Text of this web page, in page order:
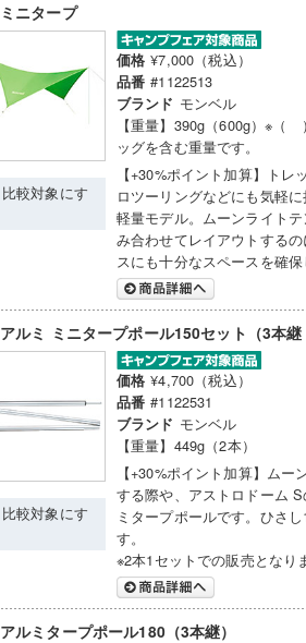
ミニタープ
比較対象にす
価格 ¥7,000（税込）
品番 #1122513
ブランド モンベル
【重量】390g（600g）※（
ッグを含む重量です。
【+30%ポイント加算】ト
ロツーリングなどにも気軽
軽量モデル。ムーンライト
み合わせてレイアウトする
スにも十分なスペースを確
アルミ ミニタープポール150セット（3本継
比較対象にす
価格 ¥4,700（税込）
品番 #1122531
ブランド モンベル
【重量】449g（2本）
【+30%ポイント加算】ム
する際や、アストロドーム
ミタープポールです。ひさ
す。
※2本1セットでの販売となり
アルミタープポール180（3本継）